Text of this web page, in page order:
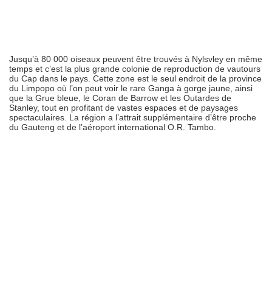
Jusqu’à 80 000 oiseaux peuvent être trouvés à Nylsvley en même
temps et c’est la plus grande colonie de reproduction de vautours
du Cap dans le pays. Cette zone est le seul endroit de la province
du Limpopo où l’on peut voir le rare Ganga à gorge jaune, ainsi
que la Grue bleue, le Coran de Barrow et les Outardes de
Stanley, tout en profitant de vastes espaces et de paysages
spectaculaires. La région a l’attrait supplémentaire d’être proche
du Gauteng et de l’aéroport international O.R. Tambo.